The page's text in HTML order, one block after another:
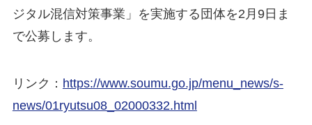
ジタル混信対策事業」を実施する団体を2月9日ま
で公募します。
リンク： https://www.soumu.go.jp/menu_news/s-
news/01ryutsu08_02000332.html